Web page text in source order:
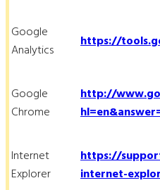
Google
Analytics
https://
Google
Chrome
http://
Internet
Explorer
https://
internet-